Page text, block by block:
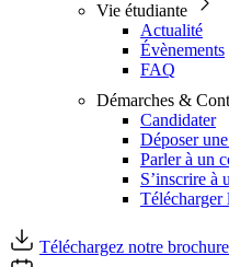
Vie étudiante
Actualité
Évènements
FAQ
Démarches &
Candidater
Déposer
Parler à un
S’inscrire à
Télécharger
Téléchargez notre brochure